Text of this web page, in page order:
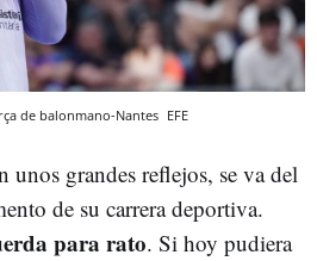
de balonmano-Nantes EFE
unos grandes reflejos, se va del
de su carrera deportiva.
para rato. Si hoy pudiera